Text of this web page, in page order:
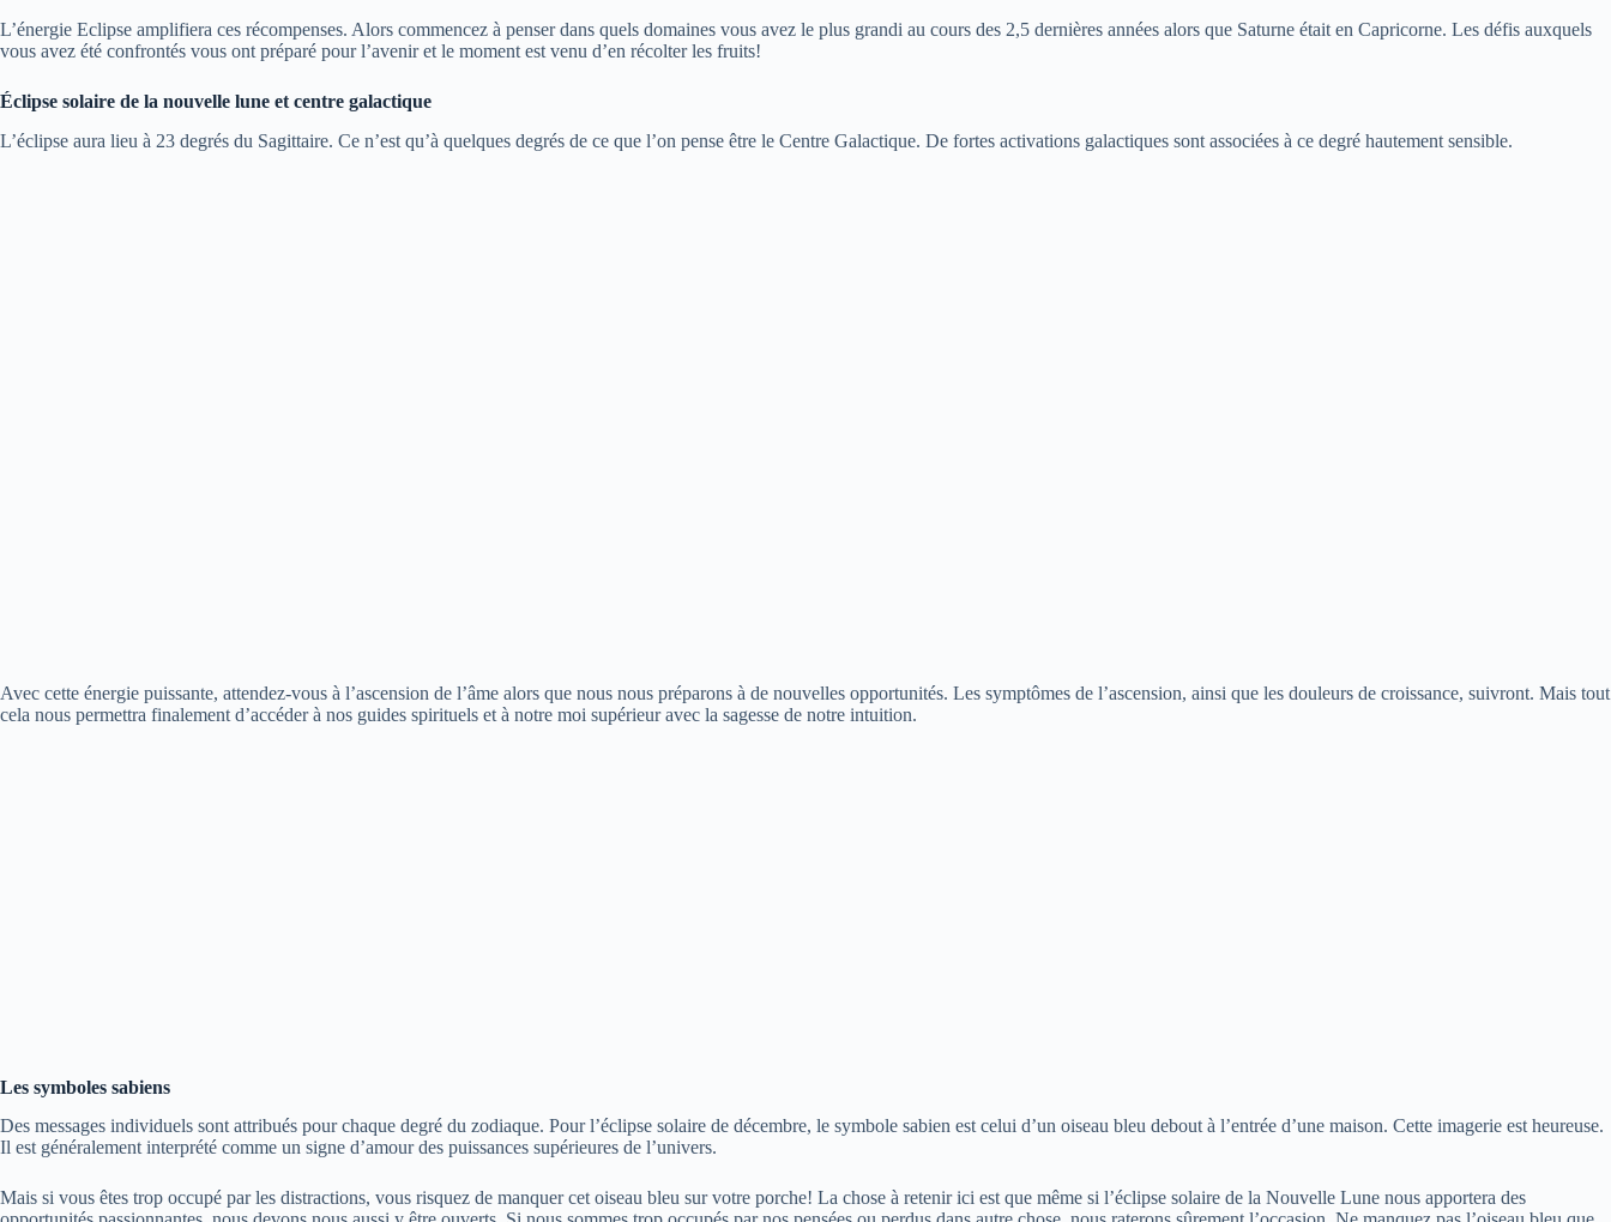
L’énergie Eclipse amplifiera ces récompenses. Alors commencez à penser dans quels domaines vous avez le plus grandi au cours des 2,5 dernières années alors que Saturne était en Capricorne. Les défis auxquels
vous avez été confrontés vous ont préparé pour l’avenir et le moment est venu d’en récolter les fruits!
Éclipse solaire de la nouvelle lune et centre galactique
L’éclipse aura lieu à 23 degrés du Sagittaire. Ce n’est qu’à quelques degrés de ce que l’on pense être le Centre Galactique. De fortes activations galactiques sont associées à ce degré hautement sensible.
Avec cette énergie puissante, attendez-vous à l’ascension de l’âme alors que nous nous préparons à de nouvelles opportunités. Les symptômes de l’ascension, ainsi que les douleurs de croissance, suivront. Mais tout
cela nous permettra finalement d’accéder à nos guides spirituels et à notre moi supérieur avec la sagesse de notre intuition.
Les symboles sabiens
Des messages individuels sont attribués pour chaque degré du zodiaque. Pour l’éclipse solaire de décembre, le symbole sabien est celui d’un oiseau bleu debout à l’entrée d’une maison. Cette imagerie est heureuse.
Il est généralement interprété comme un signe d’amour des puissances supérieures de l’univers.
Mais si vous êtes trop occupé par les distractions, vous risquez de manquer cet oiseau bleu sur votre porche! La chose à retenir ici est que même si l’éclipse solaire de la Nouvelle Lune nous apportera des